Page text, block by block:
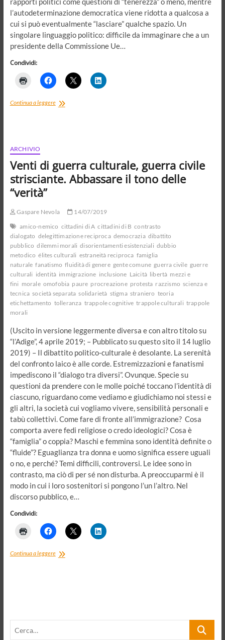
l’autodeterminazione democratica viene ridotta a qualcosa a
cui si può eventualmente “lasciare” qualche spazio. Un
singolare linguaggio politico: difficile da immaginare che a un
presidente della Commissione Ue…
Condividi:
Continua a leggereL’Europa
ARCHIVIO
Venti di guerra culturale, guerra civile
strisciante. Abbassare il tono delle
“verità”
Gaspare Nevola
14/07/2019
amico-nemico cittadini di A cittadini di B contrasto
dialogato delegittimazione reciproca democrazia dibattito
pubblico dilemmi morali disorientamenti esistenziali dubbio
metodico élites culturali estraneità reciproca famiglia
naturale fanatismo fluidità di genere gente comune guerra civile guerre
culturali identità immigrazione inclusione Laicità libertà mezzi e
fini morale omofobia paure procreazione protesta razzismo scienza e
tecnica società separata solidarietà stigma straniero teoria
etichettamento tolleranza trappole cognitive trappole culturali trappole
morali
(Uscito in versione leggermente diversa e con altro titolo su
“l’Adige”, 4 aprile 2019; – Pubblicato su questo sito il 14 luglio
2019) – Il dibattito politico-culturale è desolante. La serenità
del confronto laico è alle corde. Estremizzazioni e fanatismi
impediscono il “dialogo tra diversi”. Ovunque. Specie su
questioni da prendere con le molle poiché toccano l’identità di
ciascuno, riguardano come vediamo e giudichiamo noi stessi e
gli altri, la società cui vogliamo vivere, sensibilità personali e
tabù collettivi. Come fare di fronte all’immigrazione? Cosa
comporta avere fedi religiose o credo ideologici? Cosa è
“famiglia” o coppia? Maschi e femmina sono identità definite o
“fluide”? Eguaglianza tra donna e uomo significa essere uguali
o no, e perché? Temi difficili, controversi. Le idee sono in
contrasto, ma ciò di per sé non disturba. A preoccuparmi è il
modo in cui i loro sostenitori si pongono l’un l’altro. Nel
discorso pubblico, e…
Condividi:
Continua a leggereVenti
Cerca…